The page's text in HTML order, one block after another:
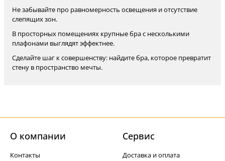
Не забывайте про равномерность освещения и отсутствие
слепящих зон.
В просторных помещениях крупные бра с несколькими
плафонами выглядят эффектнее.
Сделайте шаг к совершенству: найдите бра, которое превратит
стену в пространство мечты.
О компании
Контакты
Cервис
Доставка и оплата